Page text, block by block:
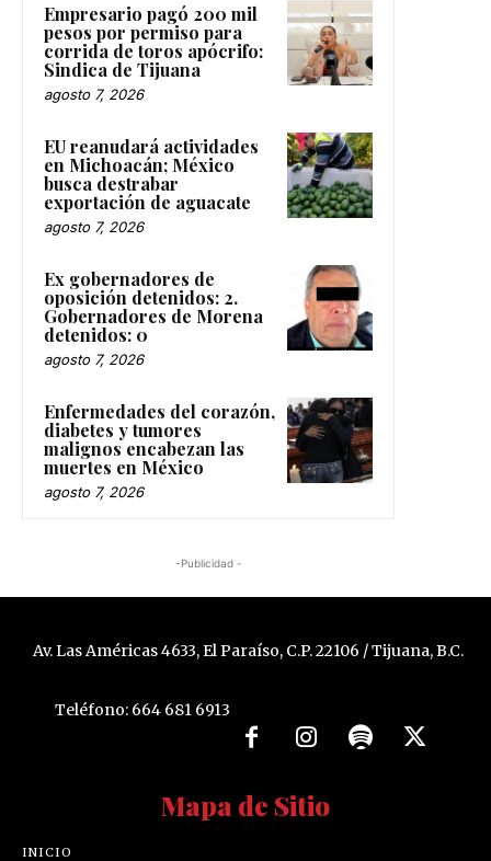
Empresario pagó 200 mil
pesos por permiso para
corrida de toros apócrifo:
Sindica de Tijuana
agosto 7, 2026
EU reanudará actividades
en Michoacán; México
busca destrabar
exportación de aguacate
agosto 7, 2026
Ex gobernadores de
oposición detenidos: 2.
Gobernadores de Morena
detenidos: 0
agosto 7, 2026
Enfermedades del corazón,
diabetes y tumores
malignos encabezan las
muertes en México
agosto 7, 2026
-Publicidad -
Av. Las Américas 4633, El Paraíso, C.P. 22106 / Tijuana, B.C.
Teléfono: 664 681 6913
Mapa de Sitio
INICIO